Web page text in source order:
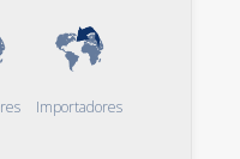
Importadores